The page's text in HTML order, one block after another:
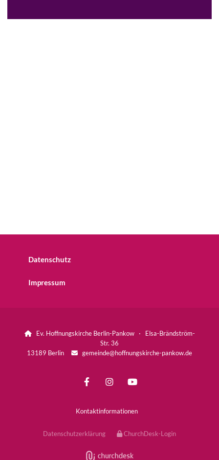
Datenschutz
Impressum
Ev. Hoffnungskirche Berlin-Pankow · Elsa-Brändström-
Str. 36
13189 Berlin
 gemeinde@hoffnungskirche-pankow.de
Kontaktinformationen
Datenschutzerklärung ChurchDesk-Login